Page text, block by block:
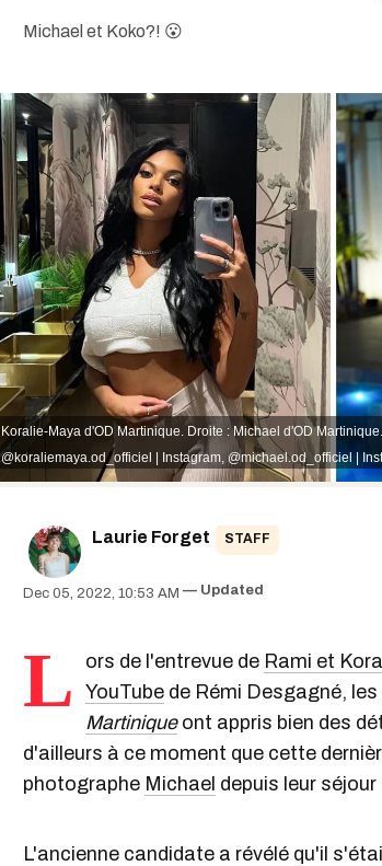
Michael et Koko?! 😮
Koralie-Maya d'OD Martinique. Droite : Michael d'OD Martinique.
@koraliemaya.od_officiel | Instagram @michael.od_officiel |
Laurie Forget STAFF
Dec 05, 2022, 10:53 AM Updated
L ors de l'entrevue de Rami et
YouTube de Rémi Desgagné,
Martiniqueont appris bien des
d'ailleurs à ce moment que cette
photographe Michael depuis leur
L'ancienne candidate a révélé qu'il